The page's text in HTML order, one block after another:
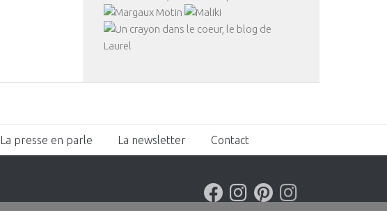
La presse en parle La newsletter Contact